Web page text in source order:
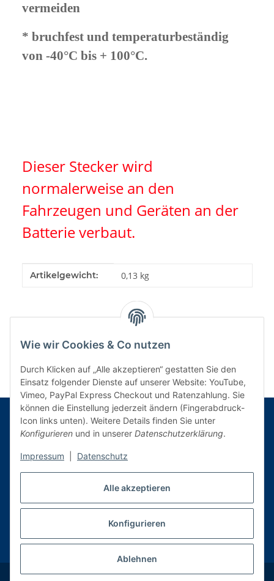
Alle akzeptieren
Konfigurieren
Ablehnen
Wie wir Cookies & Co nutzen
Durch Klicken auf „Alle akzeptieren“ gestatten Sie den
Einsatz folgender Dienste auf unserer Website: YouTube,
Vimeo, PayPal Express Checkout und Ratenzahlung. Sie
können die Einstellung jederzeit ändern (Fingerabdruck-
Icon links unten). Weitere Details finden Sie unter
Konfigurieren und in unserer Datenschutzerklärung.
Impressum Datenschutz
vermeiden
* bruchfest und temperaturbeständig
von -40°C bis + 100°C.
Dieser Stecker wird
normalerweise an den
Fahrzeugen und Geräten an der
Batterie verbaut.
Produkteigenschaft
Wert
Artikelgewicht: 0,13 kg
Gesetzliche Informationen
Vertrag widerrufen
* Alle Preise inkl. gesetzlicher USt., zzgl.Versand
© Rollenladen 2026